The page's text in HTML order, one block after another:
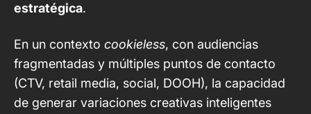
estratégica.
En un contexto cookieless, con audiencias
fragmentadas y múltiples puntos de contacto
(CTV, retail media, social, DOOH), la capacidad
de generar variaciones creativas inteligentes